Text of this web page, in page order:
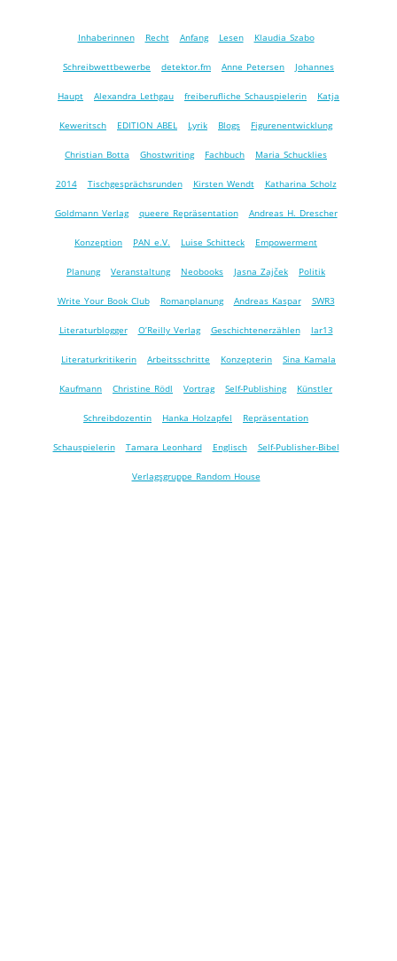
Inhaberinnen Recht Anfang Lesen Klaudia Szabo
Schreibwettbewerbe detektor.fm Anne Petersen Johannes
Haupt Alexandra Lethgau freiberufliche Schauspielerin Katja
Keweritsch EDITION ABEL Lyrik Blogs Figurenentwicklung
Christian Botta Ghostwriting Fachbuch Maria Schucklies
2014 Tischgesprächsrunden Kirsten Wendt Katharina Scholz
Goldmann Verlag queere Repräsentation Andreas H. Drescher
Konzeption PAN e.V. Luise Schitteck Empowerment
Planung Veranstaltung Neobooks Jasna Zajček Politik
Write Your Book Club Romanplanung Andreas Kaspar SWR3
Literaturblogger O’Reilly Verlag Geschichtenerzählen lar13
Literaturkritikerin Arbeitsschritte Konzepterin Sina Kamala
Kaufmann Christine Rödl Vortrag Self-Publishing Künstler
Schreibdozentin Hanka Holzapfel Repräsentation
Schauspielerin Tamara Leonhard Englisch Self-Publisher-Bibel
Verlagsgruppe Random House